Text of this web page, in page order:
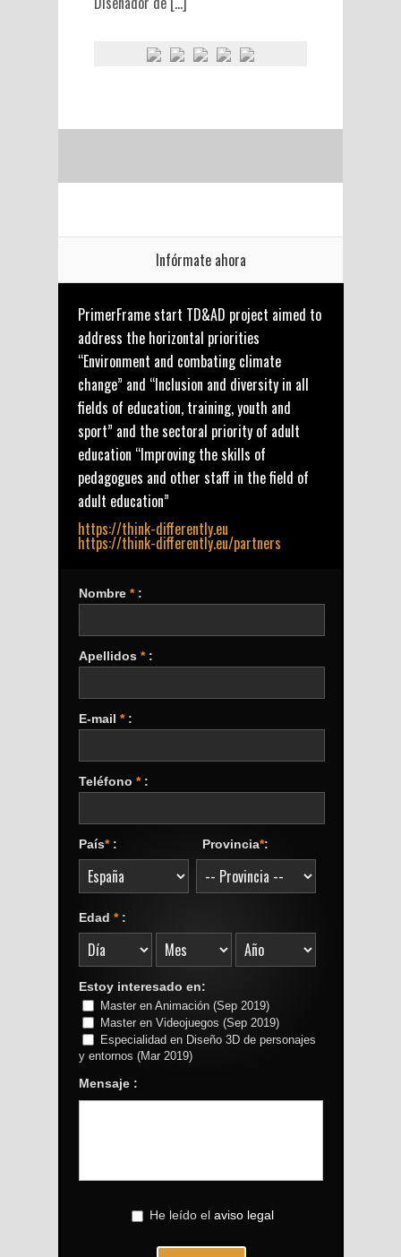
Infórmate ahora
PrimerFrame start TD&AD project aimed to
address the horizontal priorities
“Environment and combating climate
change” and “Inclusion and diversity in all
fields of education, training, youth and
sport” and the sectoral priority of adult
education “Improving the skills of
pedagogues and other staff in the field of
adult education”
https://think-differently.eu
https://think-differently.eu/partners
Nombre *:
Apellidos *:
E-mail *:
Teléfono *:
País*: Provincia*:
Edad *:
Estoy interesado en:
Master en Animación (Sep 2019)
Master en Videojuegos (Sep 2019)
Especialidad en Diseño 3D de personajes
y entornos (Mar 2019)
Mensaje :
He leído el aviso legal